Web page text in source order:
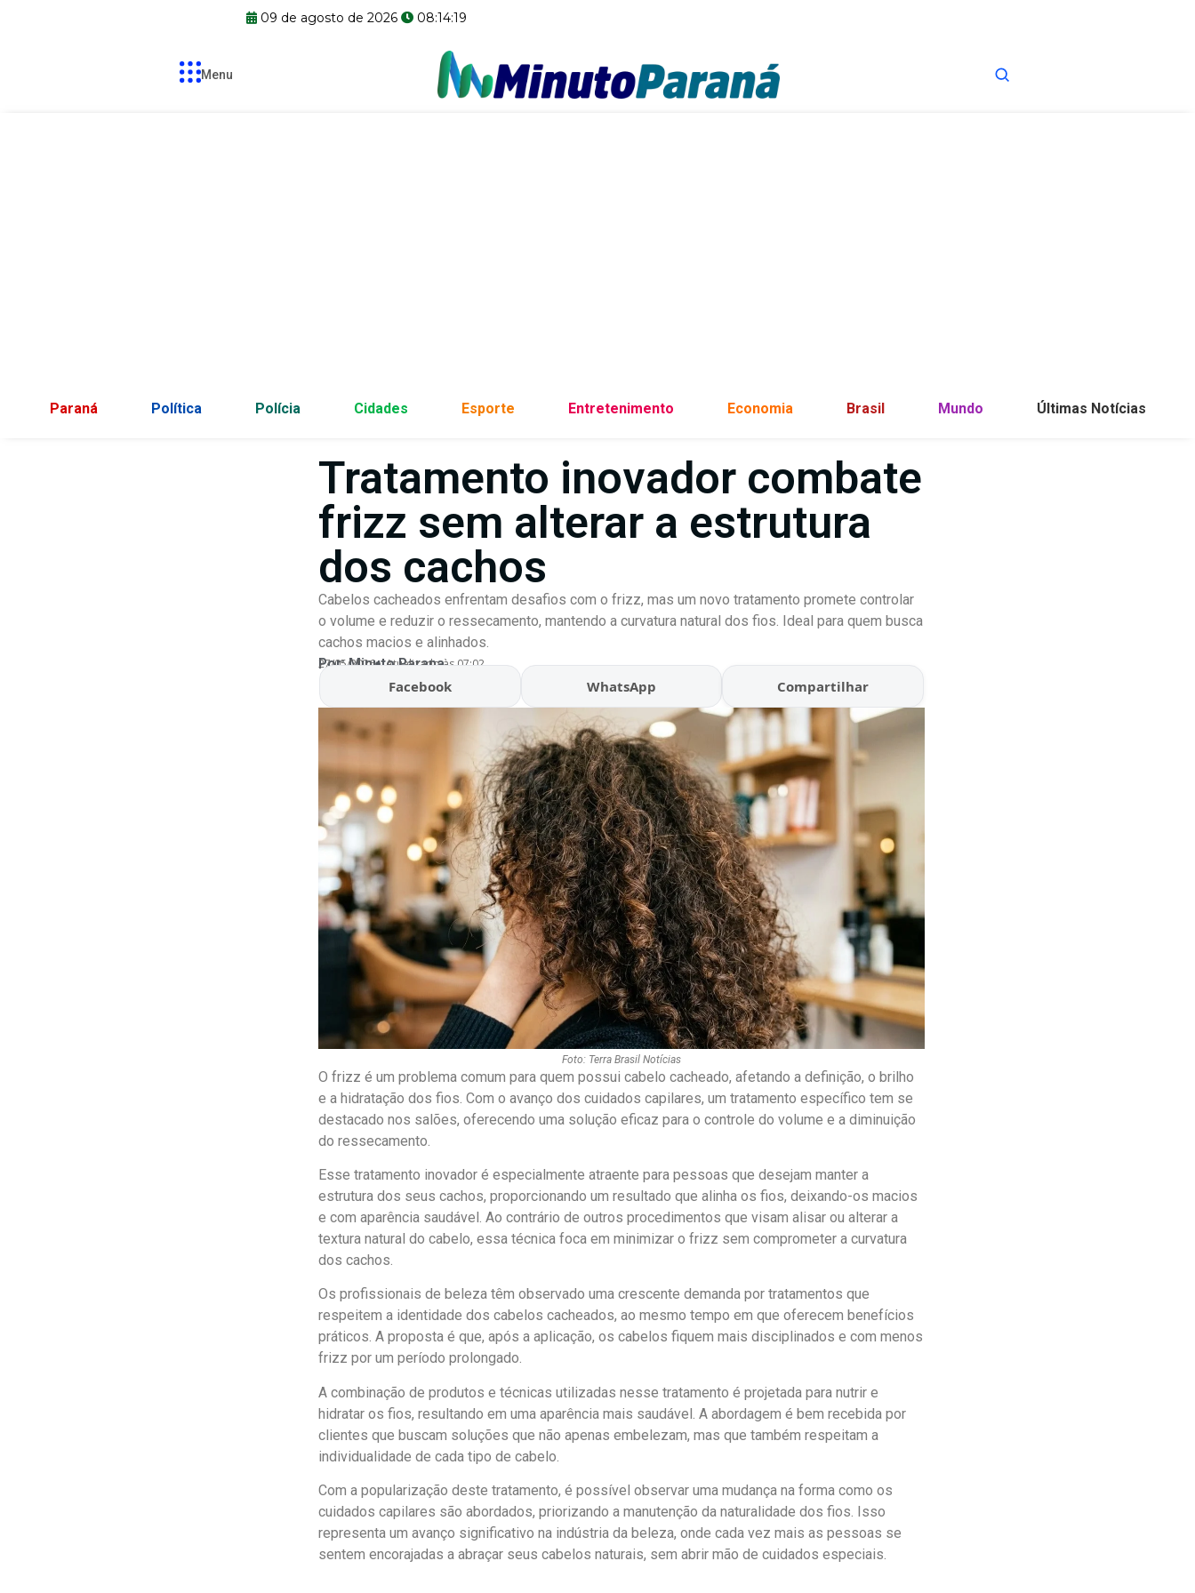
09 de agosto de 2026 08:14:20
Menu
Paraná Política Polícia Cidades Esporte Entretenimento Economia Brasil Mundo Últimas Notícias
Tratamento inovador combate
frizz sem alterar a estrutura
dos cachos
Cabelos cacheados enfrentam desafios com o frizz, mas um novo tratamento promete controlar
o volume e reduzir o ressecamento, mantendo a curvatura natural dos fios. Ideal para quem busca
cachos macios e alinhados.
Por:Minuto Parana
27/05/2026 Atualizado às 07:02
Facebook WhatsApp Compartilhar
Foto: Terra Brasil Notícias
O frizz é um problema comum para quem possui cabelo cacheado, afetando a definição, o brilho
e a hidratação dos fios. Com o avanço dos cuidados capilares, um tratamento específico tem se
destacado nos salões, oferecendo uma solução eficaz para o controle do volume e a diminuição
do ressecamento.
Esse tratamento inovador é especialmente atraente para pessoas que desejam manter a
estrutura dos seus cachos, proporcionando um resultado que alinha os fios, deixando-os macios
e com aparência saudável. Ao contrário de outros procedimentos que visam alisar ou alterar a
textura natural do cabelo, essa técnica foca em minimizar o frizz sem comprometer a curvatura
dos cachos.
Os profissionais de beleza têm observado uma crescente demanda por tratamentos que
respeitem a identidade dos cabelos cacheados, ao mesmo tempo em que oferecem benefícios
práticos. A proposta é que, após a aplicação, os cabelos fiquem mais disciplinados e com menos
frizz por um período prolongado.
A combinação de produtos e técnicas utilizadas nesse tratamento é projetada para nutrir e
hidratar os fios, resultando em uma aparência mais saudável. A abordagem é bem recebida por
clientes que buscam soluções que não apenas embelezam, mas que também respeitam a
individualidade de cada tipo de cabelo.
Com a popularização deste tratamento, é possível observar uma mudança na forma como os
cuidados capilares são abordados, priorizando a manutenção da naturalidade dos fios. Isso
representa um avanço significativo na indústria da beleza, onde cada vez mais as pessoas se
sentem encorajadas a abraçar seus cabelos naturais, sem abrir mão de cuidados especiais.